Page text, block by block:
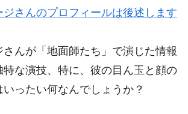
ジさんのプロフィールは後述します
んが「地面師たち」で演じた情報
特な演技、特に、彼の目ん玉と顔の
ったい何なんでしょうか？